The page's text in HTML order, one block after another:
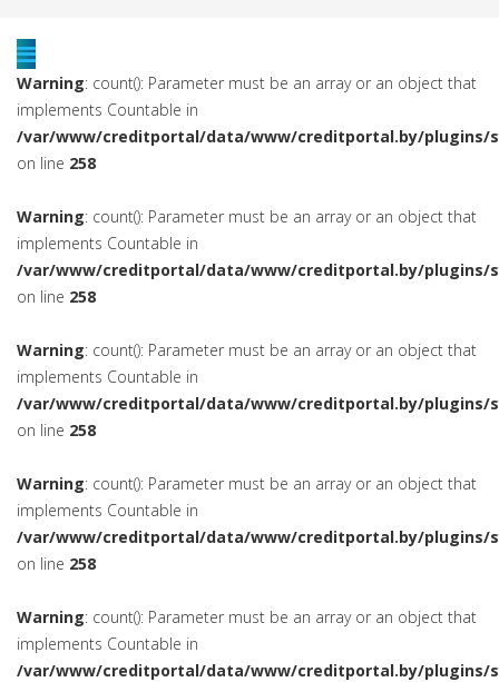
Warning: count(): Parameter must be an array or an object that
implements Countable in
/var/www/creditportal/data/www/creditportal.by/plugins/
on line 258
Warning: count(): Parameter must be an array or an object that
implements Countable in
/var/www/creditportal/data/www/creditportal.by/plugins/
on line 258
Warning: count(): Parameter must be an array or an object that
implements Countable in
/var/www/creditportal/data/www/creditportal.by/plugins/
on line 258
Warning: count(): Parameter must be an array or an object that
implements Countable in
/var/www/creditportal/data/www/creditportal.by/plugins/
on line 258
Warning: count(): Parameter must be an array or an object that
implements Countable in
/var/www/creditportal/data/www/creditportal.by/plugins/